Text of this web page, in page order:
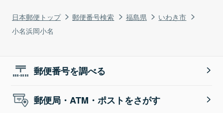
日本郵便トップ 郵便番号検索 福島県
いわき市
小名浜岡小名
郵便番号を調べる
郵便局・ATM・ポストをさがす